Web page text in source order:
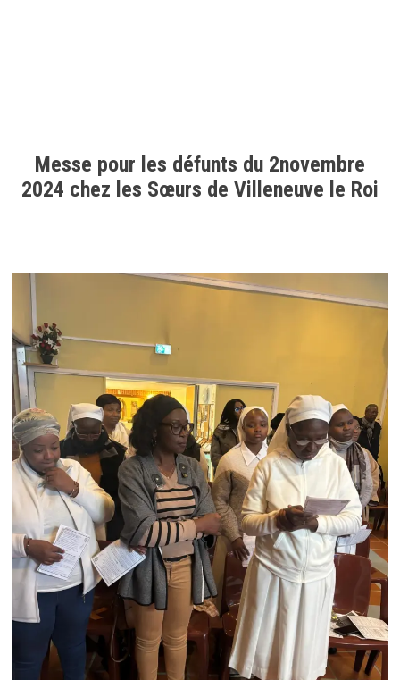
Messe pour les défunts du 2novembre
2024 chez les Sœurs de Villeneuve le Roi